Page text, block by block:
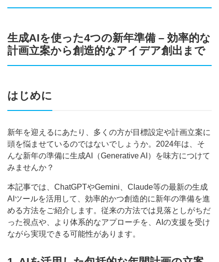
生成AIを使った4つの新年準備 – 効率的な
計画立案から創造的なアイデア創出まで
はじめに
新年を迎えるにあたり、多くの方が目標設定や計画立案に
頭を悩ませているのではないでしょうか。2024年は、そ
んな新年の準備に生成AI（Generative AI）を味方につけて
みませんか？
本記事では、ChatGPTやGemini、Claude等の最新の生成
AIツールを活用して、効率的かつ創造的に新年の準備を進
める方法をご紹介します。従来の方法では見落としがちだ
った視点や、より体系的なアプローチを、AIの支援を受け
ながら実現できる可能性があります。